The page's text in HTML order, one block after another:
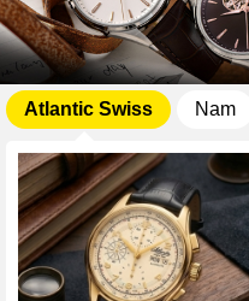
Atlantic Swiss Nam